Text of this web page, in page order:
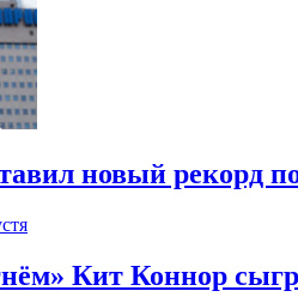
новый рекорд
Кит Коннор